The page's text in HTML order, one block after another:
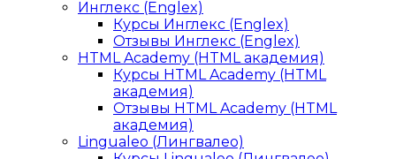
Инглекс (Englex)
Курсы Инглекс (Englex)
Отзывы Инглекс (Englex)
HTML Academy (HTML академия)
Курсы HTML Academy (HTML
академия)
Отзывы HTML Academy (HTML
академия)
Lingualeo (Лингвалео)